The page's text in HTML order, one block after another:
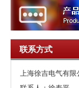
联系方式
上海徐吉电气有限